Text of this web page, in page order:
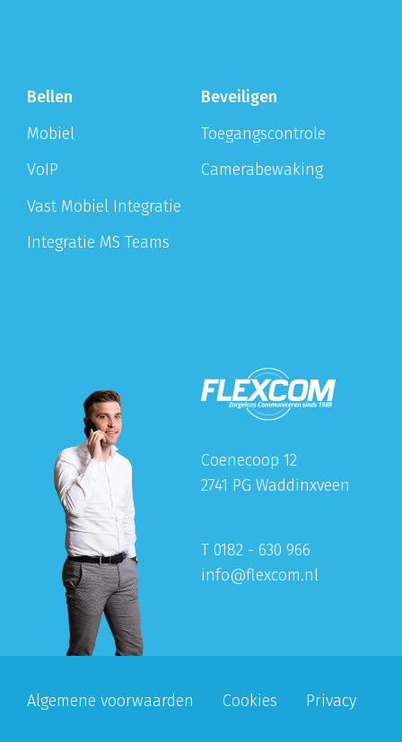
Bellen
Mobiel
VoIP
Vast Mobiel Integratie
Integratie MS Teams
Beveiligen
Toegangscontrole
Camerabewaking
Coenecoop 12
2741 PG Waddinxveen
T 0182 - 630 966
info@flexcom.nl
Algemene voorwaarden Cookies Privacy